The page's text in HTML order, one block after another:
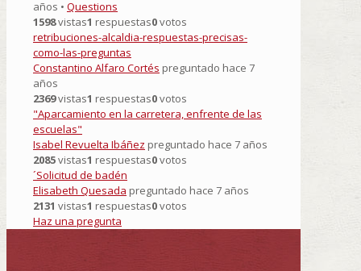
años • Questions
1598vistas1 respuestas0votos
retribuciones-alcaldia-respuestas-precisas-
como-las-preguntas
Constantino Alfaro Cortés preguntado hace 7
años
2369vistas1 respuestas0votos
"Aparcamiento en la carretera, enfrente de las
escuelas"
Isabel Revuelta Ibáñez preguntado hace 7 años
2085vistas1 respuestas0votos
´Solicitud de badén
Elisabeth Quesada preguntado hace 7 años
2131 vistas1 respuestas0votos
Haz una pregunta